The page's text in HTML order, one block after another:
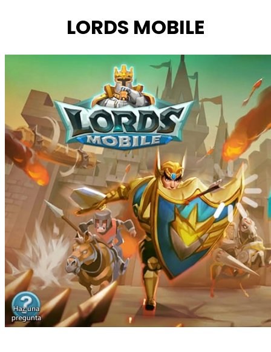
LORDS MOBILE